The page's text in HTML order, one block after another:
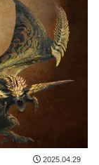
2025.04.29